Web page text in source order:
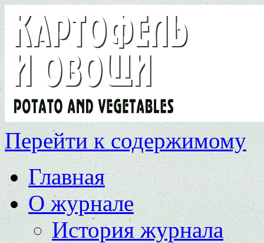
Перейти к содержимому
Главная
О журнале
История журнала